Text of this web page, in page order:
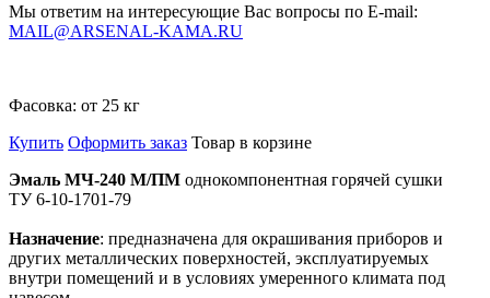
Мы ответим на интересующие Вас вопросы по E-mail:
MAIL@ARSENAL-KAMA.RU
Фасовка: от 25 кг
Купить Оформить заказ Товар в корзине
Эмаль МЧ-240 М/ПМ однокомпонентная горячей сушки
ТУ 6-10-1701-79
Назначение: предназначена для окрашивания приборов и
других металлических поверхностей, эксплуатируемых
внутри помещений и в условиях умеренного климата под